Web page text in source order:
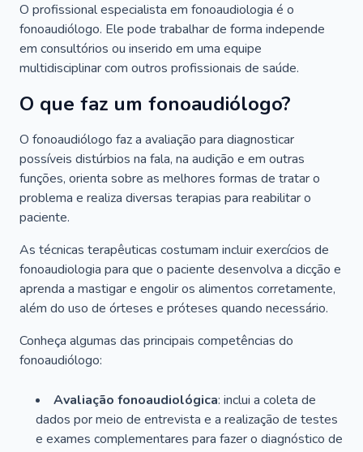
O profissional especialista em fonoaudiologia é o
fonoaudiólogo. Ele pode trabalhar de forma independe
em consultórios ou inserido em uma equipe
multidisciplinar com outros profissionais de saúde.
O que faz um fonoaudiólogo?
O fonoaudiólogo faz a avaliação para diagnosticar
possíveis distúrbios na fala, na audição e em outras
funções, orienta sobre as melhores formas de tratar o
problema e realiza diversas terapias para reabilitar o
paciente.
As técnicas terapêuticas costumam incluir exercícios de
fonoaudiologia para que o paciente desenvolva a dicção e
aprenda a mastigar e engolir os alimentos corretamente,
além do uso de órteses e próteses quando necessário.
Conheça algumas das principais competências do
fonoaudiólogo:
Avaliação fonoaudiológica: inclui a coleta de
dados por meio de entrevista e a realização de testes
e exames complementares para fazer o diagnóstico de